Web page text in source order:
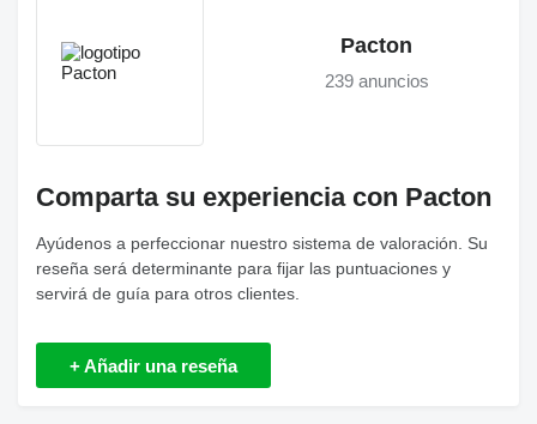
Pacton
239 anuncios
Comparta su experiencia con Pacton
Ayúdenos a perfeccionar nuestro sistema de valoración. Su
reseña será determinante para fijar las puntuaciones y
servirá de guía para otros clientes.
+ Añadir una reseña